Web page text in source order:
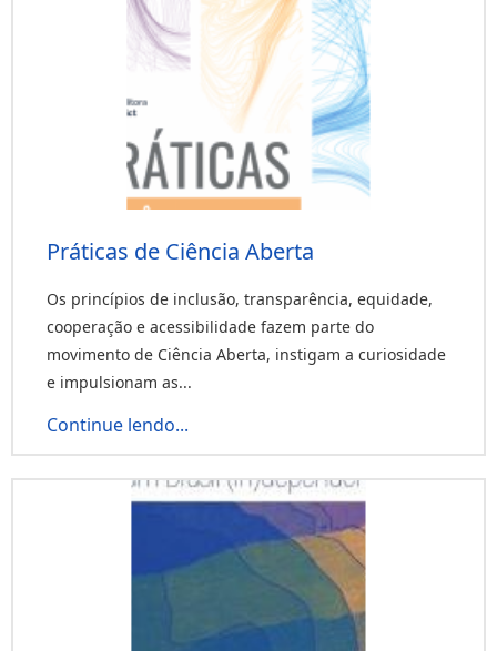
Práticas de Ciência Aberta
Os princípios de inclusão, transparência, equidade,
cooperação e acessibilidade fazem parte do
movimento de Ciência Aberta, instigam a curiosidade
e impulsionam as...
Continue lendo...